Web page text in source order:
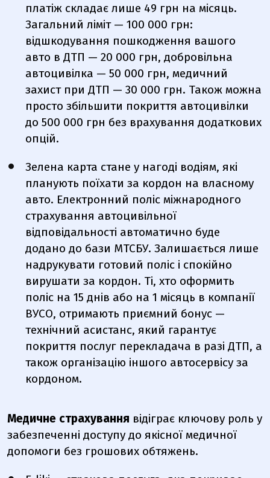
платіж складає лише 49 грн на місяць.
Загальний ліміт — 100 000 грн:
відшкодування пошкодження вашого
авто в ДТП — 20 000 грн, добровільна
автоцивілка — 50 000 грн, медичний
захист при ДТП — 30 000 грн. Також можна
просто збільшити покриття автоцивілки
до 500 000 грн без врахування додаткових
опцій.
Зелена карта стане у нагоді водіям, які
планують поїхати за кордон на власному
авто. Електронний поліс міжнародного
страхування автоцивільної
відповідальності автоматично буде
додано до бази МТСБУ. Залишається лише
надрукувати готовий поліс і спокійно
вирушати за кордон. Ті, хто оформить
поліс на 15 днів або на 1 місяць в компанії
ВУСО, отримають приємний бонус —
технічний асистанс, який гарантує
покриття послуг перекладача в разі ДТП, а
також організацію іншого автосервісу за
кордоном.
Медичне страхування відіграє ключову роль у
забезпеченні доступу до якісної медичної
допомоги без грошових обтяжень.